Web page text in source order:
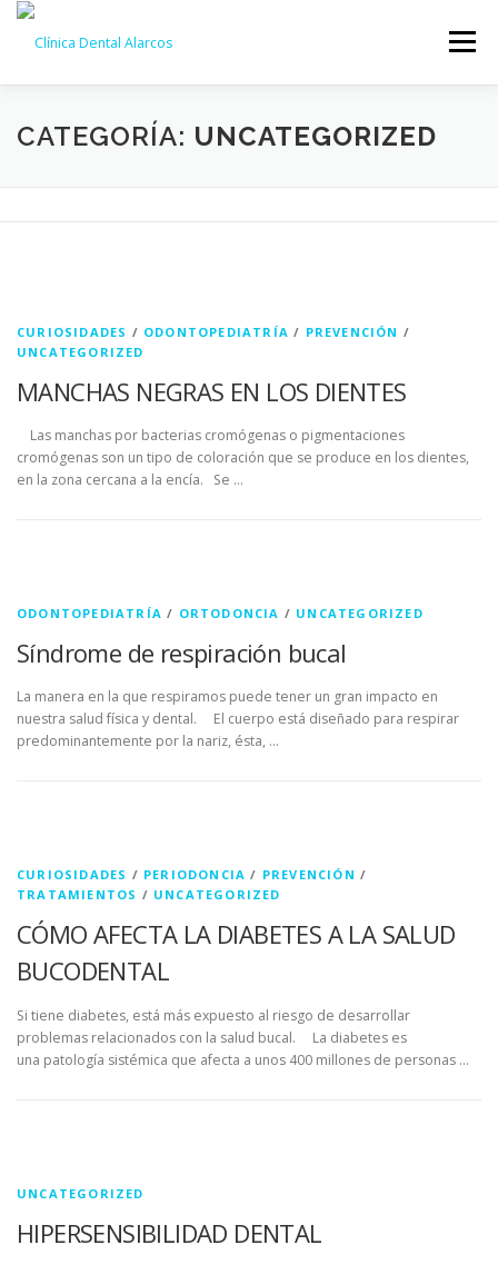
Saltar
contenido
Menú
NOSOTROS TRATAMIENTOS GALERÍA
CATEGORÍA: UNCATEGORIZED
CURIOSIDADES / ODONTOPEDIATRÍA / PREVENCIÓN /
UNCATEGORIZED
MANCHAS NEGRAS EN LOS DIENTES
Las manchas por bacterias cromógenas o pigmentaciones
cromógenas son un tipo de coloración que se produce en los dientes,
en la zona cercana a la encía. Se …
ODONTOPEDIATRÍA / ORTODONCIA / UNCATEGORIZED
Síndrome de respiración bucal
La manera en la que respiramos puede tener un gran impacto en
nuestra salud física y dental. El cuerpo está diseñado para respirar
predominantemente por la nariz, ésta, …
CURIOSIDADES / PERIODONCIA / PREVENCIÓN /
TRATAMIENTOS / UNCATEGORIZED
CÓMO AFECTA LA DIABETES A LA SALUD
BUCODENTAL
Si tiene diabetes, está más expuesto al riesgo de desarrollar
problemas relacionados con la salud bucal. La diabetes es
una patología sistémica que afecta a unos 400 millones de personas …
UNCATEGORIZED
HIPERSENSIBILIDAD DENTAL